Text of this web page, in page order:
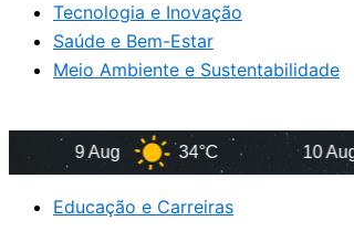
Tecnologia e Inovação
Saúde e Bem-Estar
Meio Ambiente e Sustentabilidade
34°C 10 Aug
Educação e Carreiras